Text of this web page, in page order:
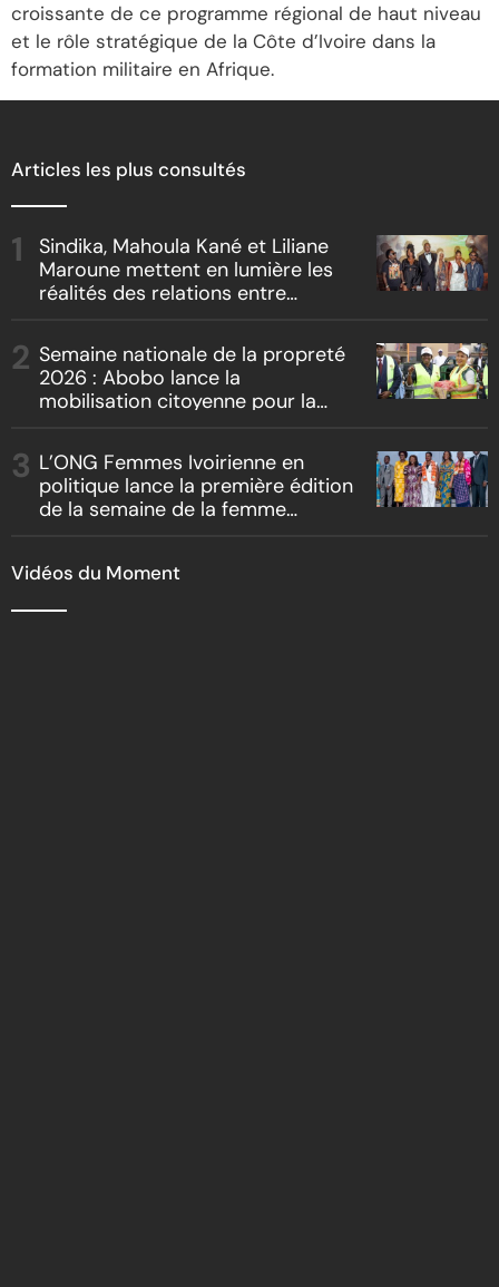
croissante de ce programme régional de haut niveau
et le rôle stratégique de la Côte d’Ivoire dans la
formation militaire en Afrique.
Articles les plus consultés
Sindika, Mahoula Kané et Liliane
Maroune mettent en lumière les
réalités des relations entre
« Boss vs Boss »
Semaine nationale de la propreté
2026 : Abobo lance la
mobilisation citoyenne pour la
L’ONG Femmes Ivoirienne en
politique lance la première édition
de la semaine de la femme
Vidéos du Moment